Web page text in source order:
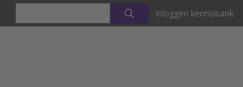
Inloggen kennisbank